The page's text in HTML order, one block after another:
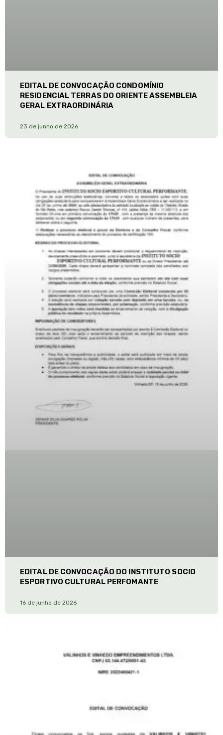
EDITAL DE CONVOCAÇÃO CONDOMÍNIO
RESIDENCIAL TERRAS DO ORIENTE ASSEMBLEIA
GERAL EXTRAORDINÁRIA
23 de junho de 2026
EDITAL DE CONVOCAÇÃO DO INSTITUTO SOCIO
ESPORTIVO CULTURAL PERFOMANTE
16 de junho de 2026